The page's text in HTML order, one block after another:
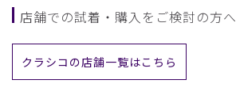
店舗での試着・購入をご検討の方へ
クラシコの店舗一覧はこちら